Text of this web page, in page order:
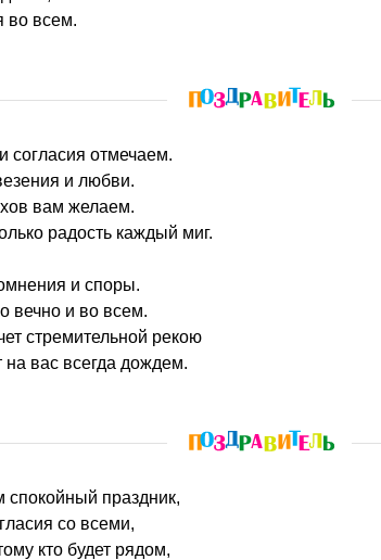
во всем.
согласия отмечаем.
и любви.
вам желаем.
радость каждый миг.
и споры.
вечно и во всем.
стремительной рекою
на вас всегда дождем.
спокойный праздник,
со всеми,
кто будет рядом,